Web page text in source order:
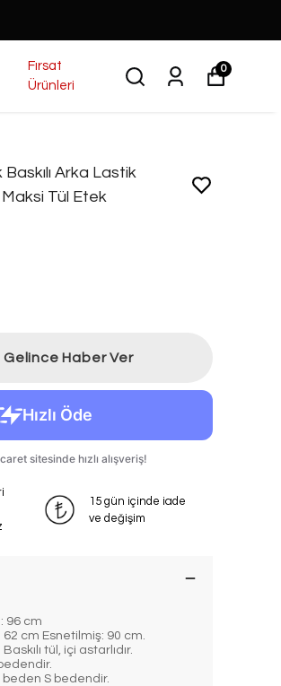
Fırsat
Ürünleri
0
Baskılı Arka Lastik
Maksi Tül Etek
Haber Ver
15 gün içinde iade
ve değişim
96 cm
cm Esnetilmiş: 90 cm.
tül, içi astarlıdır.
S bedendir.